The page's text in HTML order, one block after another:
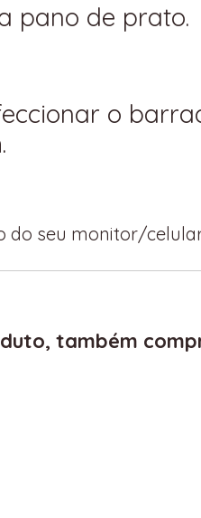
pano de prato.
o
do seu monitor/
também